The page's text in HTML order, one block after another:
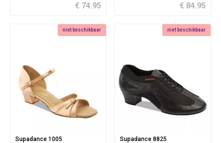
€ 74.95 € 84.95
niet beschikbaar
Supadance 1005
niet beschikbaar
Supadance 8825